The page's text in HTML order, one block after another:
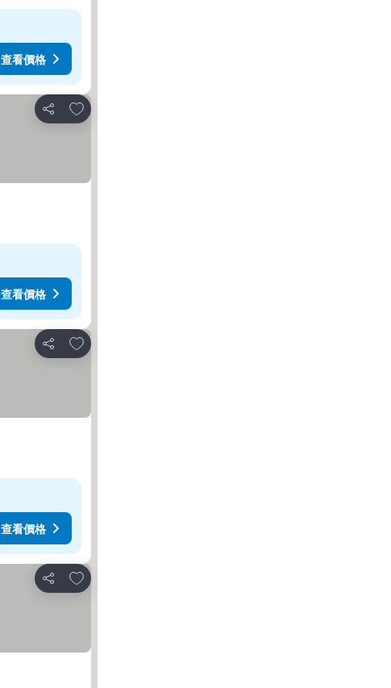
查看價格
分享
放到收藏夾
查看價格
分享
放到收藏夾
查看價格
分享
放到收藏夾